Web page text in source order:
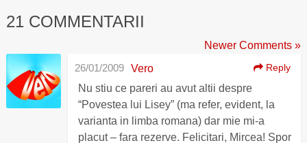
21 COMMENTARII
Newer Comments »
Vero
26/01/2009 Reply
Nu stiu ce pareri au avut altii despre
“Povestea lui Lisey” (ma refer, evident, la
varianta in limba romana) dar mie mi-a
placut – fara rezerve. Felicitari, Mircea! Spor